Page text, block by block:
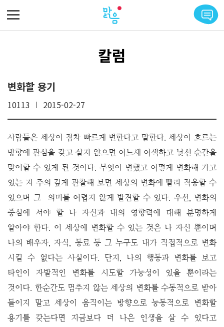
칼럼
변화할 용기
10113 2015-02-27
사람들은 세상이 점차 빠르게 변한다고 말한다. 세상이 흐르는
방향에 관심을 갖고 살지 않으면 어느새 어색하고 낯선 순간을
맞이할 수 있게 된 것이다. 무엇이 변했고 어떻게 변화해 가고
있는 지 주의 깊게 관찰해 보면 세상의 변화에 빨리 적응할 수
있으며 그 의미를 어렵지 않게 발견할 수 있다. 우선, 변화의
중심에 서야 할 나 자신과 내의 영향력에 대해 분명하게
알아야 한다. 이 세상에 변화할 수 있는 것은 나 자신 뿐이며
나의 배우자, 자식, 동료 등 그 누구도 내가 직접적으로 변화
시킬 수 없다는 사실이다. 단지, 나의 행동과 변화를 보고
타인이 자발적인 변화를 시도할 가능성이 있을 뿐이라는
것이다. 한순간도 멈추지 않는 세상의 변화를 수동적으로 받아
들이지 말고 세상이 움직이는 방향으로 능동적으로 변화할
용기를 갖는다면 지금보다 더 나은 인생을 살 수 있다고